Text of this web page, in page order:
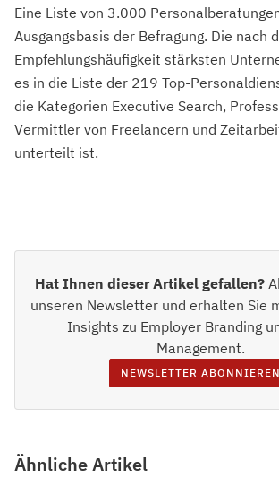
Eine Liste von 3.000
Ausgangsbasis der Befragung. Die nach
Empfehlungshäufigkeit stärksten
es in die Liste der 219 Top-
die Kategorien Executive Search,
Vermittler von Freelancern und
unterteilt ist.
Hat Ihnen dieser Artikel gefallen?
unseren Newsletter und erhalten Sie
Insights zu Employer Branding
Management.
NEWSLETTER ABONNIEREN
Ähnliche Artikel